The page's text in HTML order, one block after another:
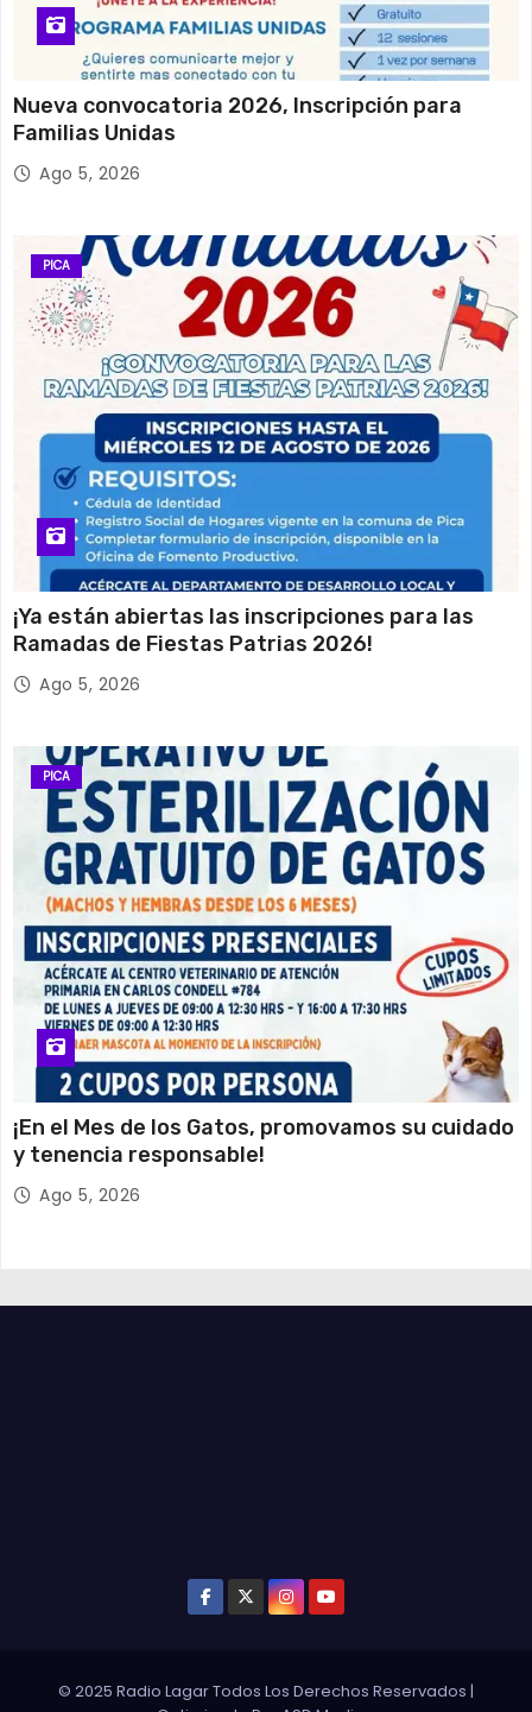
Nueva convocatoria 2026, Inscripción para
Familias Unidas
Ago 5, 2026
PICA
¡Ya están abiertas las inscripciones para las
Ramadas de Fiestas Patrias 2026!
Ago 5, 2026
PICA
¡En el Mes de los Gatos, promovamos su cuidado
y tenencia responsable!
Ago 5, 2026
© 2025 Radio Lagar Todos Los Derechos Reservados |